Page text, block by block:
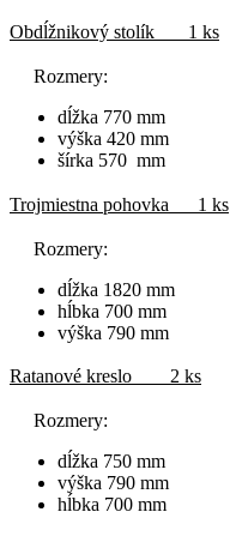
Obdĺžnikový stolík 1 ks
Rozmery:
dĺžka 770 mm
výška 420 mm
šírka 570 mm
Trojmiestna pohovka 1 ks
Rozmery:
dĺžka 1820 mm
hĺbka 700 mm
výška 790 mm
Ratanové kreslo 2 ks
Rozmery:
dĺžka 750 mm
výška 790 mm
hĺbka 700 mm